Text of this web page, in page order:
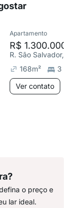
Apartamento
R$ 1.300.000
R. São Salvador,
168m²
3
Ver contato
o preço e
lar ideal.